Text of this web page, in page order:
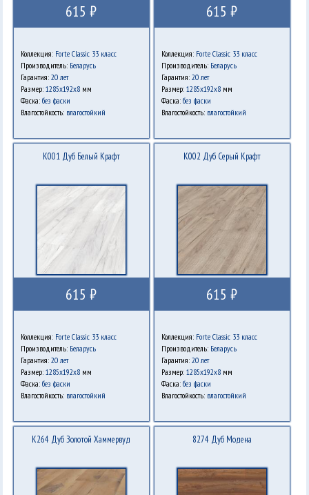
615 ₽
Коллекция: Forte Classic 33 класс
Производитель: Беларусь
Гарантия: 20 лет
Размер: 1285x192x8мм
Фаска: без фаски
Влагостойкость: влагостойкий
615 ₽
Коллекция: Forte Classic 33 класс
Производитель: Беларусь
Гарантия: 20 лет
Размер: 1285x192x8мм
Фаска: без фаски
Влагостойкость: влагостойкий
K001 Дуб Белый Крафт
615 ₽
Коллекция: Forte Classic 33 класс
Производитель: Беларусь
Гарантия: 20 лет
Размер: 1285x192x8мм
Фаска: без фаски
Влагостойкость: влагостойкий
K002 Дуб Серый Крафт
615 ₽
Коллекция: Forte Classic 33 класс
Производитель: Беларусь
Гарантия: 20 лет
Размер: 1285x192x8мм
Фаска: без фаски
Влагостойкость: влагостойкий
K264 Дуб Золотой Хаммервуд 8274 Дуб Модена